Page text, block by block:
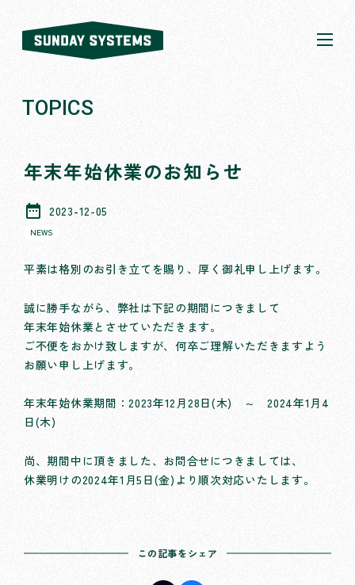
SUNDAY
SYSTEMS
TOPICS
年末年始休業のお知らせ
date_range 2023-12-05
NEWS
平素は格別のお引き立てを賜り、厚く御礼申し上げます。
誠に勝手ながら、弊社は下記の期間につきまして
年末年始休業とさせていただきます。
ご不便をおかけ致しますが、何卒ご理解いただきますよう
お願い申し上げます。
年末年始休業期間：2023年12月28日(木) ～ 2024年1月4
日(木)
尚、期間中に頂きました、お問合せにつきましては、
休業明けの2024年1月5日(金)より順次対応いたします。
この記事をシェア